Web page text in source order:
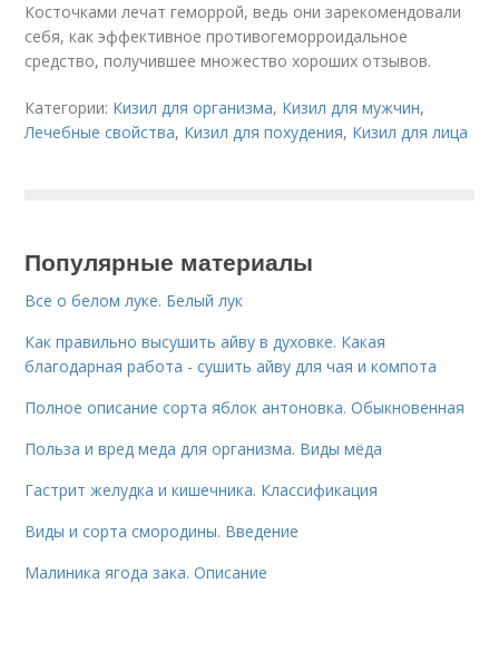
Косточками лечат геморрой, ведь они зарекомендовали
себя, как эффективное противогеморроидальное
средство, получившее множество хороших отзывов.
Категории: Кизил для организма, Кизил для мужчин,
Лечебные свойства, Кизил для похудения, Кизил для лица
Популярные материалы
Все о белом луке. Белый лук
Как правильно высушить айву в духовке. Какая
благодарная работа - сушить айву для чая и компота
Полное описание сорта яблок антоновка. Обыкновенная
Польза и вред меда для организма. Виды мёда
Гастрит желудка и кишечника. Классификация
Виды и сорта смородины. Введение
Малиника ягода зака. Описание